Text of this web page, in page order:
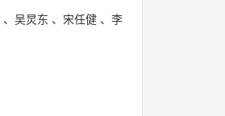
、 吴炅东 、 宋任健 、 李